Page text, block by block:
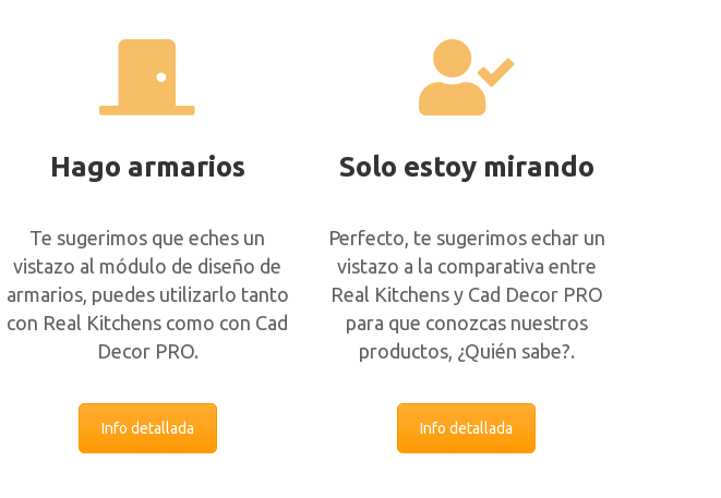
Hago armarios
Te sugerimos que eches un
vistazo al módulo de diseño de
armarios, puedes utilizarlo tanto
con Real Kitchens como con Cad
Decor PRO.
Info detallada
Solo estoy mirando
Perfecto, te sugerimos echar un
vistazo a la comparativa entre
Real Kitchens y Cad Decor PRO
para que conozcas nuestros
productos, ¿Quién sabe?.
Info detallada